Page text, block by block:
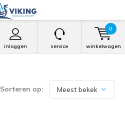
inloggen service winkelwagen
0
Sorteren op: